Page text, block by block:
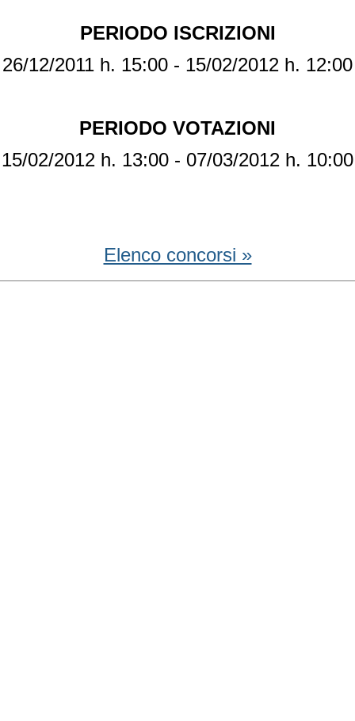
PERIODO ISCRIZIONI
26/12/2011 h. 15:00 - 15/02/2012 h. 12:00
PERIODO VOTAZIONI
15/02/2012 h. 13:00 - 07/03/2012 h. 10:00
Elenco concorsi »